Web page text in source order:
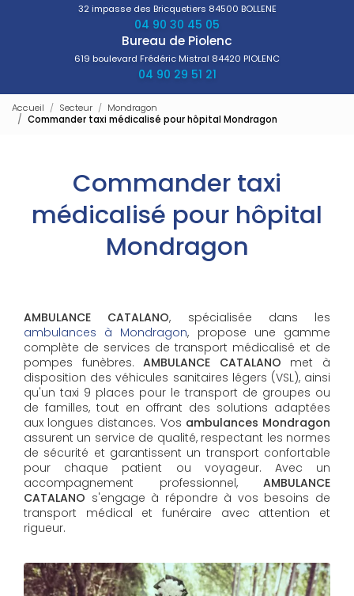
32 impasse des Bricquetiers 84500 BOLLENE
04 90 30 45 05
Bureau de Piolenc
619 boulevard Frédéric Mistral 84420 PIOLENC
04 90 29 51 21
Accueil Secteur
Mondragon
Commander taxi médicalisé pour hôpital Mondragon
Commander taxi
médicalisé pour hôpital
Mondragon
AMBULANCE CATALANO, spécialisée dans les
ambulances à Mondragon, propose une gamme
complète de services de transport médicalisé et de
pompes funèbres.AMBULANCE CATALANO met à
disposition des véhicules sanitaires légers (VSL), ainsi
qu'un taxi 9 places pour le transport de groupes ou
de familles, tout en offrant des solutions adaptées
aux longues distances. Vos ambulances Mondragon
assurent un service de qualité, respectant les normes
de sécurité et garantissent un transport confortable
pour chaque patient ou voyageur. Avec un
accompagnement professionnel, AMBULANCE
CATALANO s'engage à répondre à vos besoins de
transport médical et funéraire avec attention et
rigueur.